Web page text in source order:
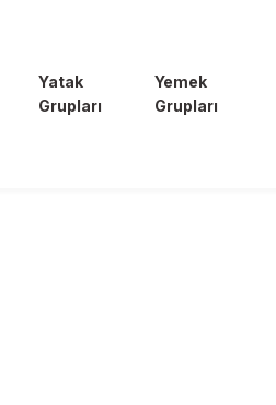
Yatak
Grupları
Yemek
Grupları